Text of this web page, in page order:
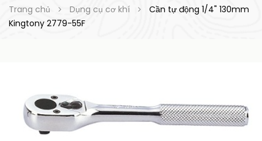
Trang chủ Dụng cụ cơ khí
Cần tự động 1/4" 130mm
Kingtony 2779-55F